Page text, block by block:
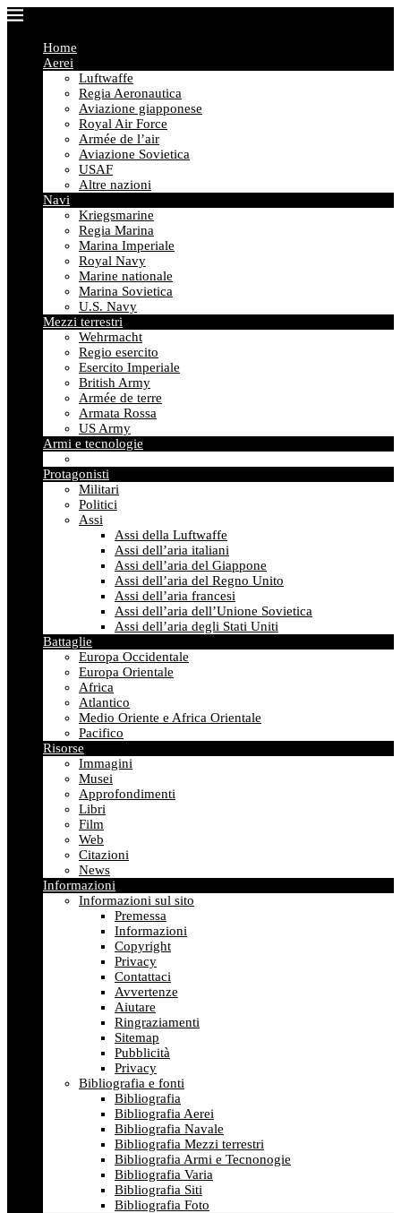
Home
Aerei
Luftwaffe
Regia Aeronautica
Aviazione giapponese
Royal Air Force
Armée de l’air
Aviazione Sovietica
USAF
Altre nazioni
Navi
Kriegsmarine
Regia Marina
Marina Imperiale
Royal Navy
Marine nationale
Marina Sovietica
U.S. Navy
Mezzi terrestri
Wehrmacht
Regio esercito
Esercito Imperiale
British Army
Armée de terre
Armata Rossa
US Army
Armi e tecnologie
Protagonisti
Militari
Politici
Assi
Assi della Luftwaffe
Assi dell’aria italiani
Assi dell’aria del Giappone
Assi dell’aria del Regno Unito
Assi dell’aria francesi
Assi dell’aria dell’Unione Sovietica
Assi dell’aria degli Stati Uniti
Battaglie
Europa Occidentale
Europa Orientale
Africa
Atlantico
Medio Oriente e Africa Orientale
Pacifico
Risorse
Immagini
Musei
Approfondimenti
Libri
Film
Web
Citazioni
News
Informazioni
Informazioni sul sito
Premessa
Informazioni
Copyright
Privacy
Contattaci
Avvertenze
Aiutare
Ringraziamenti
Sitemap
Pubblicità
Privacy
Bibliografia e fonti
Bibliografia
Bibliografia Aerei
Bibliografia Navale
Bibliografia Mezzi terrestri
Bibliografia Armi e Tecnonogie
Bibliografia Varia
Bibliografia Siti
Bibliografia Foto